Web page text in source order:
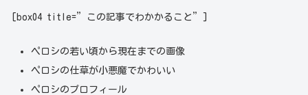
[box04 title=”この記事でわかかること”]
ペロシの若い頃から現在までの画像
ペロシの仕草が小悪魔でかわいい
ペロシのプロフィール